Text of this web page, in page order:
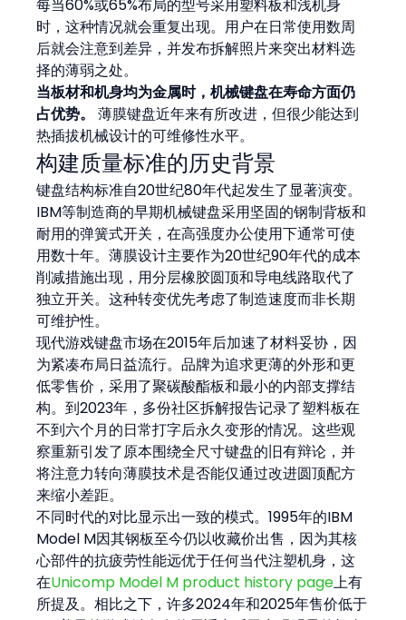
每当60%或65%布局的型号采用塑料板和浅机身
时，这种情况就会重复出现。用户在日常使用数周
后就会注意到差异，并发布拆解照片来突出材料选
择的薄弱之处。
当板材和机身均为金属时，机械键盘在寿命方面仍
占优势。
薄膜键盘近年来有所改进，但很少能达到
热插拔机械设计的可维修性水平。
构建质量标准的历史背景
键盘结构标准自20世纪80年代起发生了显著演变。
IBM等制造商的早期机械键盘采用坚固的钢制背板和
耐用的弹簧式开关，在高强度办公使用下通常可使
用数十年。薄膜设计主要作为20世纪90年代的成本
削减措施出现，用分层橡胶圆顶和导电线路取代了
独立开关。这种转变优先考虑了制造速度而非长期
可维护性。
现代游戏键盘市场在2015年后加速了材料妥协，因
为紧凑布局日益流行。品牌为追求更薄的外形和更
低零售价，采用了聚碳酸酯板和最小的内部支撑结
构。到2023年，多份社区拆解报告记录了塑料板在
不到六个月的日常打字后永久变形的情况。这些观
察重新引发了原本围绕全尺寸键盘的旧有辩论，并
将注意力转向薄膜技术是否能仅通过改进圆顶配方
来缩小差距。
不同时代的对比显示出一致的模式。1995年的IBM
Model M因其钢板至今仍以收藏价出售，因为其核
心部件的抗疲劳性能远优于任何当代注塑机身，这
在Unicomp Model M product history page上有
所提及。相比之下，许多2024年和2025年售价低于